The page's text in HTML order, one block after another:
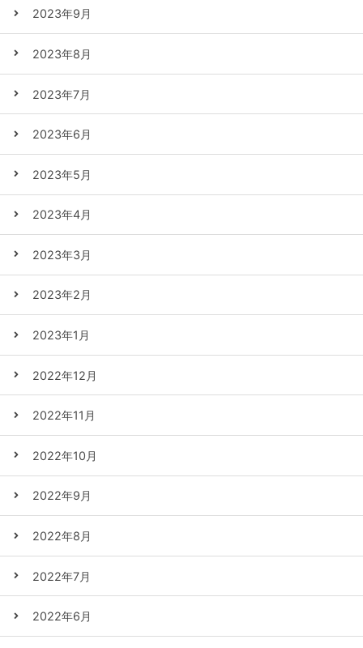
2023年9月
2023年8月
2023年7月
2023年6月
2023年5月
2023年4月
2023年3月
2023年2月
2023年1月
2022年12月
2022年11月
2022年10月
2022年9月
2022年8月
2022年7月
2022年6月